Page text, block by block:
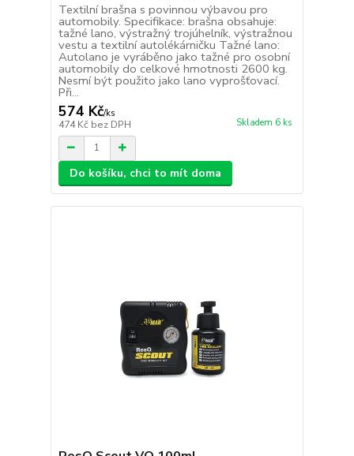
Textilní brašna s povinnou výbavou pro
automobily. Specifikace: brašna obsahuje:
tažné lano, výstražný trojúhelník, výstražnou
vestu a textilní autolékárničku Tažné lano:
Autolano je vyráběno jako tažné pro osobní
automobily do celkové hmotnosti 2600 kg.
Nesmí být použito jako lano vyprošťovací.
Při...
574 Kč/ks
474 Kč bez DPH Skladem 6 ks
Do košíku, chci to mít doma